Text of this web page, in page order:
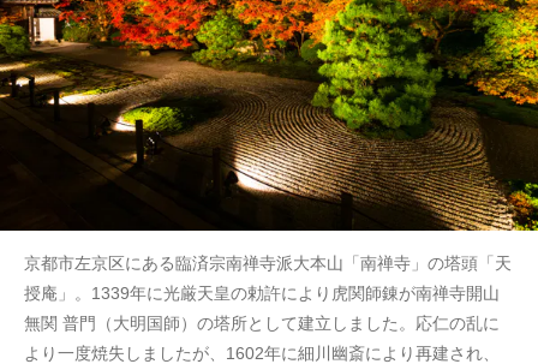
京都市左京区にある臨済宗南禅寺派大本山「南禅寺」の塔頭「天
授庵」。1339年に光厳天皇の勅許により虎関師錬が南禅寺開山
無関 普門（大明国師）の塔所として建立しました。応仁の乱に
より一度焼失しましたが、1602年に細川幽斎により再建され、